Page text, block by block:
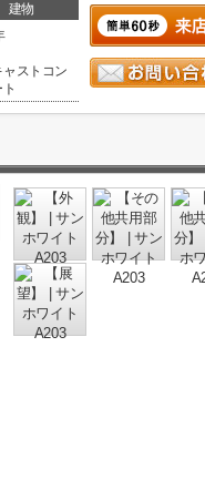
建物
ャストコン